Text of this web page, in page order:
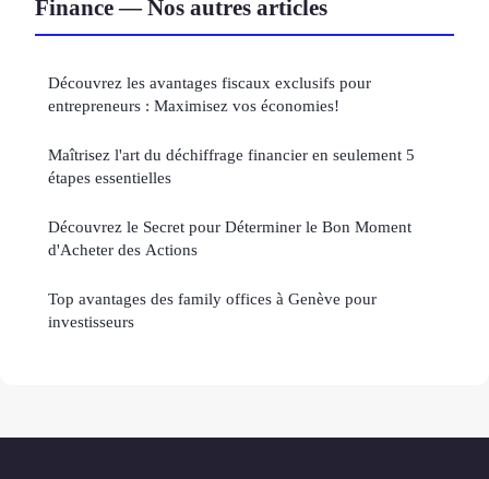
Finance — Nos autres articles
Découvrez les avantages fiscaux exclusifs pour
entrepreneurs : Maximisez vos économies!
Maîtrisez l'art du déchiffrage financier en seulement 5
étapes essentielles
Découvrez le Secret pour Déterminer le Bon Moment
d'Acheter des Actions
Top avantages des family offices à Genève pour
investisseurs